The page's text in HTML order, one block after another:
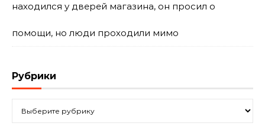
находился у дверей магазина, он просил о
помощи, но люди проходили мимо
Рубрики